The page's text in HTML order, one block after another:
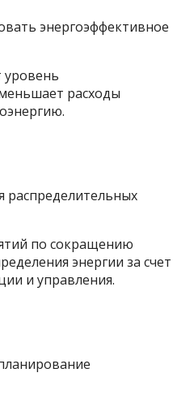
энергоэффективное
уровень
расходы
распределительных
по сокращению
энергии за счет
и управления.